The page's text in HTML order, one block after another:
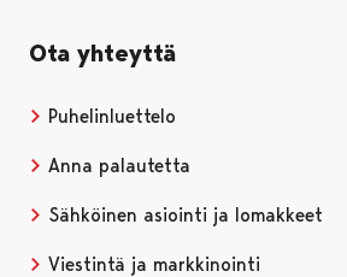
Ota yhteyttä
Puhelinluettelo
Anna palautetta
Sähköinen asiointi ja lomakkeet
Viestintä ja markkinointi